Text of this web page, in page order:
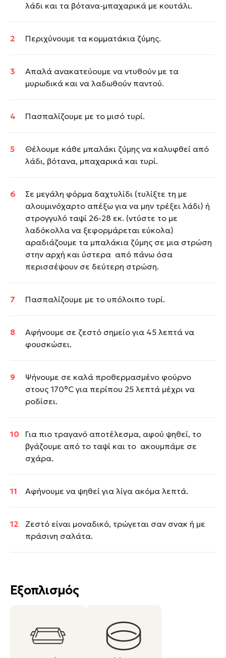
Εξοπλισμός
λάδι και τα βότανα-μπαχαρικά με κουτάλι.
Περιχύνουμε τα κομματάκια ζύμης.
Απαλά ανακατεύουμε να ντυθούν με τα
μυρωδικά και να λαδωθούν παντού.
Πασπαλίζουμε με το μισό τυρί.
Θέλουμε κάθε μπαλάκι ζύμης να καλυφθεί από
λάδι, βότανα, μπαχαρικά και τυρί.
Σε μεγάλη φόρμα δαχτυλίδι (τυλίξτε τη με
αλουμινόχαρτο απέξω για να μην τρέξει λάδι) ή
στρογγυλό ταψί 26-28 εκ. (ντύστε το με
λαδόκολλα να ξεφορμάρεται εύκολα)
αραδιάζουμε τα μπαλάκια ζύμης σε μια στρώση
στην αρχή και ύστερα από πάνω όσα
περισσέψουν σε δεύτερη στρώση.
Πασπαλίζουμε με το υπόλοιπο τυρί.
Αφήνουμε σε ζεστό σημείο για 45 λεπτά να
φουσκώσει.
Ψήνουμε σε καλά προθερμασμένο φούρνο
στους 170°C για περίπου 25 λεπτά μέχρι να
ροδίσει.
Για πιο τραγανό αποτέλεσμα, αφού ψηθεί, το
βγάζουμε από το ταψί και το ακουμπάμε σε
σχάρα.
Αφήνουμε να ψηθεί για λίγα ακόμα λεπτά.
Ζεστό είναι μοναδικό, τρώγεται σαν σνακ ή με
πράσινη σαλάτα.